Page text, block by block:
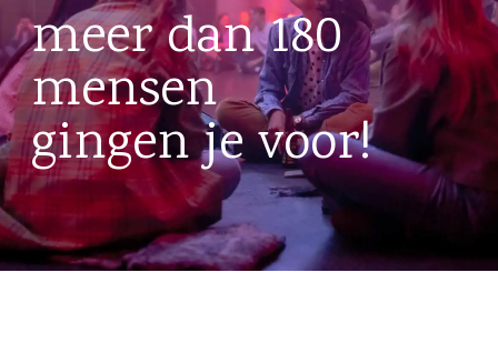
meer dan 180
mensen
gingen je voor!